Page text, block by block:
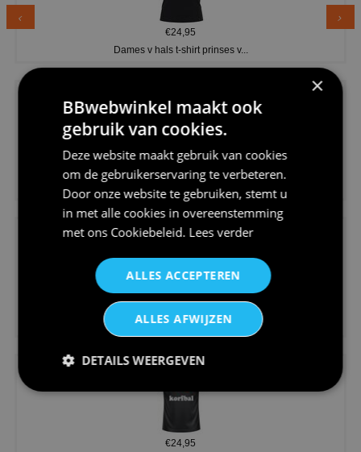
€24,95
Dames v hals t-shirt prinses v...
€24,95
Koningsdag shirt heren v-hals ...
V-hals shirt rood wit blauw st...
€24,95
×
BBwebwinkel maakt ook
gebruik van cookies.
Deze website maakt gebruik van cookies
om de gebruikerservaring te verbeteren.
Door onze website te gebruiken, stemt u
in met alle cookies in overeenstemming
met ons Cookiebeleid. Lees verder
ALLES ACCEPTEREN
ALLES AFWIJZEN
DETAILS WEERGEVEN